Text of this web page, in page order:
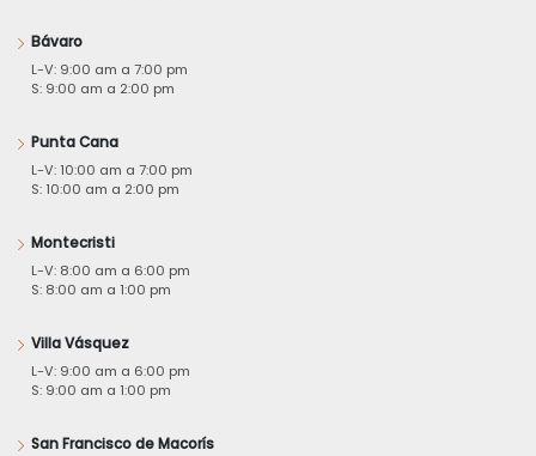
Bávaro
L-V: 9:00 am a 7:00 pm
S: 9:00 am a 2:00 pm
Punta Cana
L-V: 10:00 am a 7:00 pm
S: 10:00 am a 2:00 pm
Montecristi
L-V: 8:00 am a 6:00 pm
S: 8:00 am a 1:00 pm
Villa Vásquez
L-V: 9:00 am a 6:00 pm
S: 9:00 am a 1:00 pm
San Francisco de Macorís